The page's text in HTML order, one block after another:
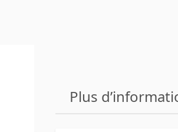
Plus